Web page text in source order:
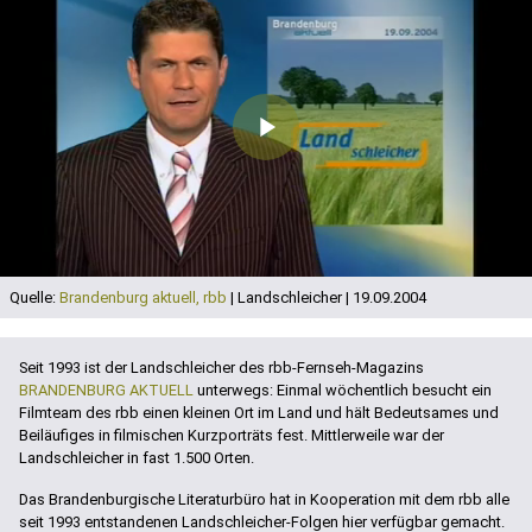
Play
Video
Quelle: Brandenburg aktuell, rbb | Landschleicher | 19.09.2004
Seit 1993 ist der Landschleicher des rbb-Fernseh-Magazins
BRANDENBURG AKTUELL unterwegs: Einmal wöchentlich besucht ein
Filmteam des rbb einen kleinen Ort im Land und hält Bedeutsames und
Beiläufiges in filmischen Kurzporträts fest. Mittlerweile war der
Landschleicher in fast 1.500 Orten.
Das Brandenburgische Literaturbüro hat in Kooperation mit dem rbb alle
seit 1993 entstandenen Landschleicher-Folgen hier verfügbar gemacht.